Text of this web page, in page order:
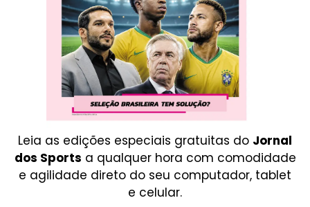
Leia as edições especiais gratuitas do Jornal
dos Sports a qualquer hora com comodidade
e agilidade direto do seu computador, tablet
e celular.